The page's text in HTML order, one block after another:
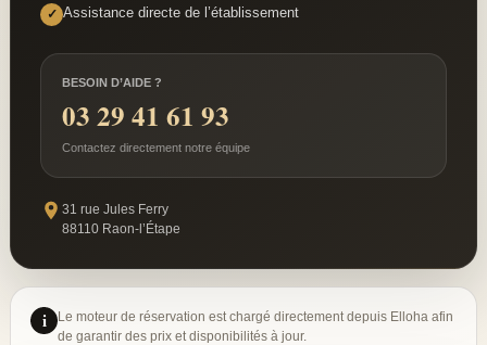
✓ Assistance directe de l’établissement
BESOIN D’AIDE ?
03 29 41 61 93
Contactez directement notre équipe
31 rue Jules Ferry
88110 Raon-l’Étape
i
Le moteur de réservation est chargé directement depuis Elloha afin
de garantir des prix et disponibilités à jour.